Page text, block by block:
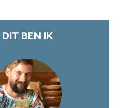
DIT BEN IK